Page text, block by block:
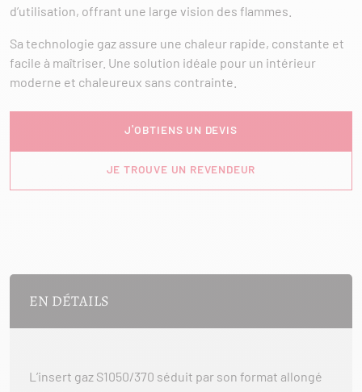
d’utilisation, offrant une large vision des flammes.
Sa technologie gaz assure une chaleur rapide, constante et
facile à maîtriser. Une solution idéale pour un intérieur
moderne et chaleureux sans contrainte.
J'OBTIENS UN DEVIS
JE TROUVE UN REVENDEUR
EN DÉTAILS
L’insert gaz S1050/370 séduit par son format allongé